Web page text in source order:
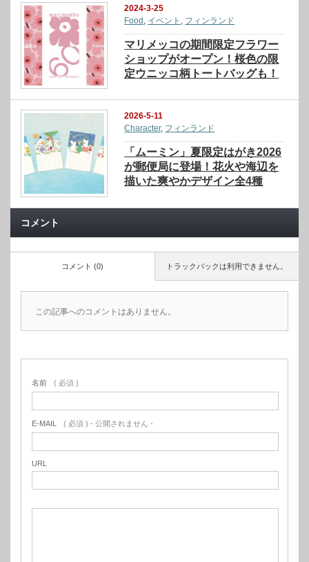
2024-3-25
Food イベント フィンランド
マリメッコの期間限定フラワー
ショップがオープン！桜色の限
定ウニッコ柄トートバッグも！
2026-5-11
Character, フィンランド
「ムーミン」夏限定はがき2026
が郵便局に登場！花火や海辺を
描いた爽やかデザイン全4種
コメント
トラックバックは利用できません。
コメント (0)
この記事へのコメントはありません。
名前 ( 必須 )
E-MAIL ( 必須 ) - 公開されません -
URL